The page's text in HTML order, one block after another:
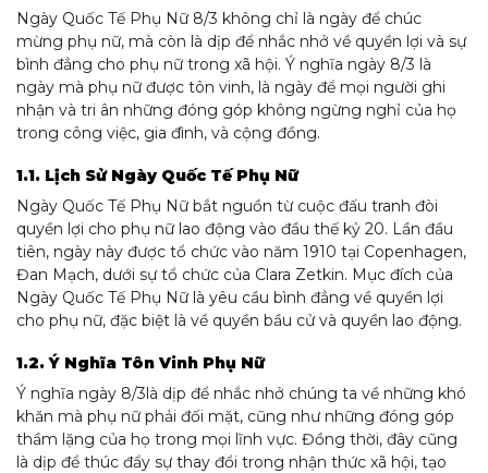
Ngày Quốc Tế Phụ Nữ 8/3 không chỉ là ngày để chúc
mừng phụ nữ, mà còn là dịp để nhắc nhở về quyền lợi và sự
bình đẳng cho phụ nữ trong xã hội. Ý nghĩa ngày 8/3 là
ngày mà phụ nữ được tôn vinh, là ngày để mọi người ghi
nhận và tri ân những đóng góp không ngừng nghỉ của họ
trong công việc, gia đình, và cộng đồng.
1.1. Lịch Sử Ngày Quốc Tế Phụ Nữ
Ngày Quốc Tế Phụ Nữ bắt nguồn từ cuộc đấu tranh đòi
quyền lợi cho phụ nữ lao động vào đầu thế kỷ 20. Lần đầu
tiên, ngày này được tổ chức vào năm 1910 tại Copenhagen,
Đan Mạch, dưới sự tổ chức của Clara Zetkin. Mục đích của
Ngày Quốc Tế Phụ Nữ là yêu cầu bình đẳng về quyền lợi
cho phụ nữ, đặc biệt là về quyền bầu cử và quyền lao động.
1.2. Ý Nghĩa Tôn Vinh Phụ Nữ
Ý nghĩa ngày 8/3là dịp để nhắc nhở chúng ta về những khó
khăn mà phụ nữ phải đối mặt, cũng như những đóng góp
thầm lặng của họ trong mọi lĩnh vực. Đồng thời, đây cũng
là dịp để thúc đẩy sự thay đổi trong nhận thức xã hội, tạo